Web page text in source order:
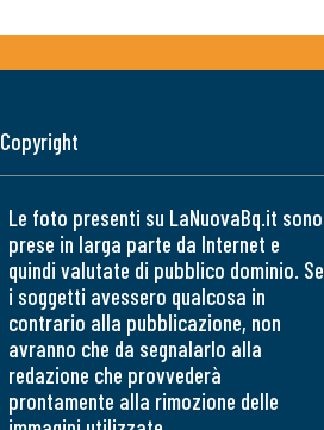
Copyright
Le foto presenti su LaNuovaBq.it sono
prese in larga parte da Internet e
quindi valutate di pubblico dominio. Se
i soggetti avessero qualcosa in
contrario alla pubblicazione, non
avranno che da segnalarlo alla
redazione che provvederà
prontamente alla rimozione delle